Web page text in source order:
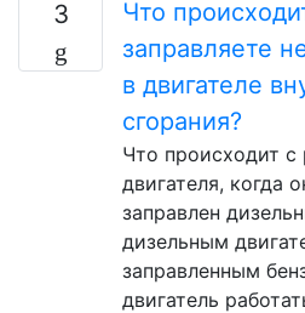
3
Что
заправляете
в двигателе
сгорания?
Что происходит с
двигателя, когда
заправлен
дизельным
заправленным
двигатель